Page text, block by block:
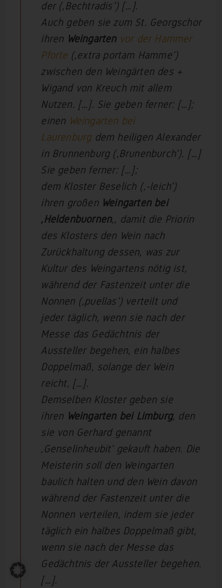
der (‚Bechtradis‘) […].
Auch geben sie zum St. Georgschor
ihren Weingarten vor der Hammer
Pforte (‚extra portam Hamme‘)
zwischen den Weingärten des +
Wigand von Kreuch mit allem
Nutzen. […]. Sie geben ferner: […];
einen Weingarten bei
Laurenburgdem heiligen Alexander
in Brunnenburg (‚Brunenburch‘). […]
Sie geben ferner: […];
dem Kloster Beselich (‚-leich‘)
ihren großen Weingarten bei
‚Heldenbuornen‚, damit die Priorin
des Klosters den Wein nach
Zurückhaltung dessen, was zur
Kultur des Weingartens nötig ist,
während der Fastenzeit unter die
Nonnen (‚puellas‘) verteilt und
jeder täglich, wenn sie nach der
Messe das Gedächtnis der
Aussteller begehen, ein halbes
Doppelmaß, solange der Wein
reicht, […].
Demselben Kloster geben sie
ihren Weingarten bei Limburg, den
sie von Gerhard genannt
‚Genselinheubit‘ gekauft haben. Die
Meisterin soll den Weingarten
baulich halten und den Wein davon
während der Fastenzeit unter die
Nonnen verteilen, indem sie jeder
täglich ein halbes Doppelmaß gibt,
wenn sie nach der Messe das
Gedächtnis der Aussteller begehen.
[…].